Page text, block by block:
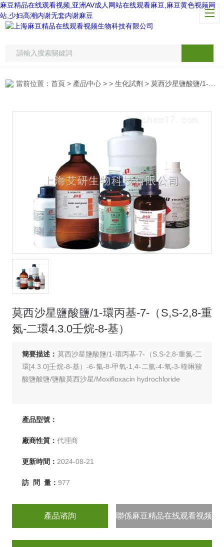
麻豆精品在线观看视频,亚洲AV成人网站在线观看麻豆,麻豆黄色视频网
站,少妇高潮内谢无套内谢麻豆
當前位置：首頁 > 產品中心 > >生化試劑 > 莫西沙星鹽酸鹽/1-環丙基-7-（S,S-2,8-重氮-二環4.3.0壬烷-8-基）
莫西沙星鹽酸鹽/1-環丙基-7-（S,S-2,8-重
氮-二環4.3.0壬烷-8-基）
簡要描述： 莫西沙星鹽酸鹽/1-環丙基-7-（S,S-2,8-重氮-二
環[4.3.0]壬烷-8-基）-6-氟-8-甲氧-1,4-二氫-4-氧-3-喹啉羧
酸鹽酸鹽/鹽酸莫西沙星/Moxifloxacin hydrochloride
產品型號：
廠商性質： 代理商
更新時間： 2024-08-21
訪 問 量： 977
產品谘詢 聯係麻豆精品在线观看视频